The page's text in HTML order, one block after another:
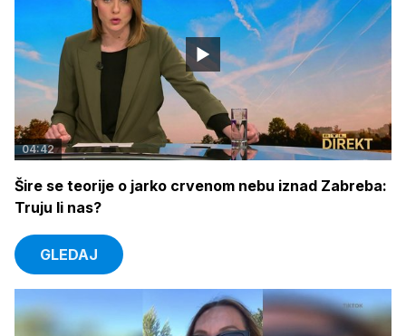
04:42
Šire se teorije o jarko crvenom nebu iznad Zabreba:
Truju li nas?
GLEDAJ